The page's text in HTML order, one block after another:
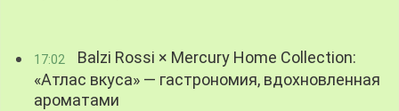
17:02
Balzi Rossi × Mercury Home Collection:
«Атлас вкуса» — гастрономия, вдохновленная
ароматами